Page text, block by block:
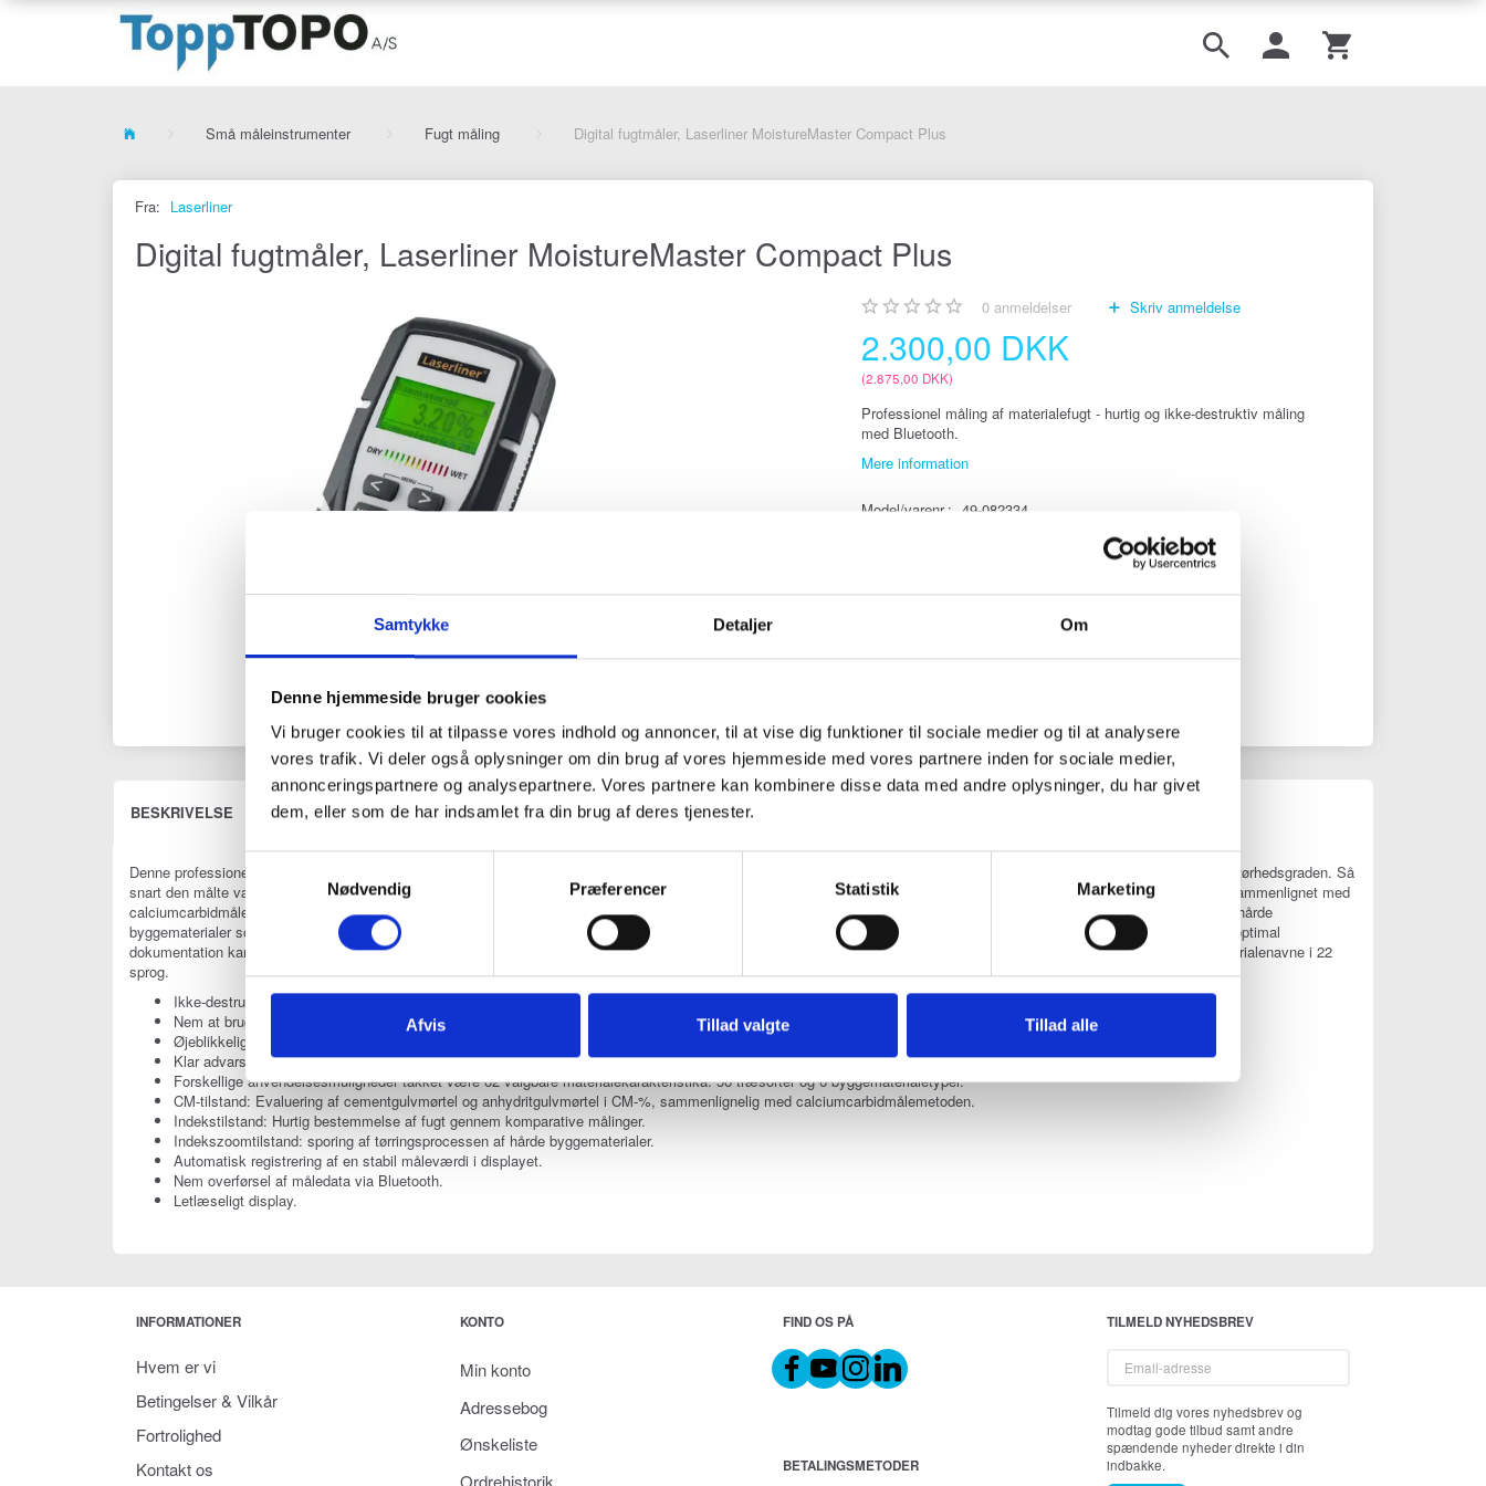
Samtykke Detaljer Om
Denne hjemmeside bruger cookies
Vi bruger cookies til at tilpasse vores indhold og annoncer, til at vise dig funktioner til sociale medier og til at analysere
vores trafik. Vi deler også oplysninger om din brug af vores hjemmeside med vores partnere inden for sociale medier,
annonceringspartnere og analysepartnere. Vores partnere kan kombinere disse data med andre oplysninger, du har givet
dem, eller som de har indsamlet fra din brug af deres tjenester.
Nødvendig
Præferencer Statistik Marketing
Afvis Tillad valgte Tillad alle
Små måleinstrumenter Fugt måling Digital fugtmåler, Laserliner MoistureMaster Compact Plus
Fra: Laserliner
Digital fugtmåler, Laserliner MoistureMaster Compact Plus
0anmeldelser Skriv anmeldelse
2.300,00 DKK
(2.875,00 DKK)
Professionel måling af materialefugt - hurtig og ikke-destruktiv måling
med Bluetooth.
Mere information
Model/varenr.: 49-082334
BESKRIVELSE ANMELDELSER (0)
Denne professionelle fugtmåler gør det muligt at bestemme fugt i 56 træsorter og 6 typer byggematerialer. LED-displayet giver brugeren øjeblikkelig information om fugt- eller tørhedsgraden. Så
snart den målte værdi er stabil, registreres den i displayet af autoholdfunktionen. I CM-tilstand evalueres materialefugten i cementgulvmørtel og anhydritgulvmørtel i CM-%, sammenlignet med
calciumcarbidmålemetoden. Med indekstilstanden kan fugt detekteres hurtigt og uafhængigt af materialet. Indekszoomtilstanden er velegnet til at spore tørringsprocessen af ​​hårde
byggematerialer som f.eks. gulvmørtel eller beton. Håndteringen er ekstremt enkel: Efter valg af materialet skal enheden kun placeres på den overflade, der skal testes. For optimal
dokumentation kan måledata overføres til MeasureNote-appen via Bluetooth. Andre fordele inkluderer det letlæselige display og repræsentationen af ​​menussystemet og materialenavne i 22
sprog.
Ikke-destruktiv måling af fugt i træ og byggematerialer.
Nem at bruge: vælg materialet, og mål derefter ved at placere enheden på overfladen.
Øjeblikkelig information om fugt- eller tørhedsgraden af ​​det målte materiale på et LED-display.
Klar advarsel om vådt materiale via LED-display og advarselstone.
Forskellige anvendelsesmuligheder takket være 62 valgbare materialekarakteristika: 56 træsorter og 6 byggematerialetyper.
CM-tilstand: Evaluering af cementgulvmørtel og anhydritgulvmørtel i CM-%, sammenlignelig med calciumcarbidmålemetoden.
Indekstilstand: Hurtig bestemmelse af fugt gennem komparative målinger.
Indekszoomtilstand: sporing af tørringsprocessen af ​​hårde byggematerialer.
Automatisk registrering af en stabil måleværdi i displayet.
Nem overførsel af måledata via Bluetooth.
Letlæseligt display.
INFORMATIONER
Hvem er vi
Betingelser & Vilkår
Fortrolighed
Kontakt os
KONTO
Min konto
Adressebog
Ønskeliste
Ordrehistorik
FIND OS PÅ
BETALINGSMETODER
TILMELD NYHEDSBREV
adresse
Tilmeld dig vores nyhedsbrev og
modtag gode tilbud samt andre
spændende nyheder direkte i din
indbakke.